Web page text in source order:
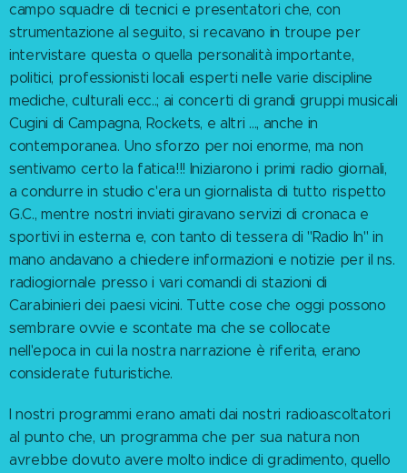
campo squadre di tecnici e presentatori che, con
strumentazione al seguito, si recavano in troupe per
intervistare questa o quella personalità importante,
politici, professionisti locali esperti nelle varie discipline
mediche, culturali ecc..; ai concerti di grandi gruppi musicali
Cugini di Campagna, Rockets, e altri ..., anche in
contemporanea. Uno sforzo per noi enorme, ma non
sentivamo certo la fatica!!! Iniziarono i primi radio giornali,
a condurre in studio c'era un giornalista di tutto rispetto
G.C., mentre nostri inviati giravano servizi di cronaca e
sportivi in esterna e, con tanto di tessera di "Radio In" in
mano andavano a chiedere informazioni e notizie per il ns.
radiogiornale presso i vari comandi di stazioni di
Carabinieri dei paesi vicini. Tutte cose che oggi possono
sembrare ovvie e scontate ma che se collocate
nell'epoca in cui la nostra narrazione è riferita, erano
considerate futuristiche.
I nostri programmi erano amati dai nostri radioascoltatori
al punto che, un programma che per sua natura non
avrebbe dovuto avere molto indice di gradimento, quello